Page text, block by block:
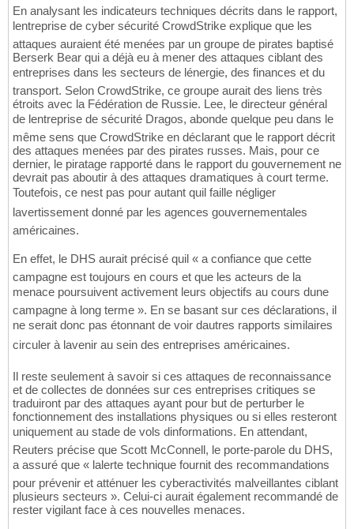
En analysant les indicateurs techniques décrits dans le rapport,
lentreprise de cyber sécurité CrowdStrike explique que les
attaques auraient été menées par un groupe de pirates baptisé
Berserk Bear qui a déjà eu à mener des attaques ciblant des
entreprises dans les secteurs de lénergie, des finances et du
transport. Selon CrowdStrike, ce groupe aurait des liens très
étroits avec la Fédération de Russie. Lee, le directeur général
de lentreprise de sécurité Dragos, abonde quelque peu dans le
même sens que CrowdStrike en déclarant que le rapport décrit
des attaques menées par des pirates russes. Mais, pour ce
dernier, le piratage rapporté dans le rapport du gouvernement ne
devrait pas aboutir à des attaques dramatiques à court terme.
Toutefois, ce nest pas pour autant quil faille négliger
lavertissement donné par les agences gouvernementales
américaines.
En effet, le DHS aurait précisé quil « a confiance que cette
campagne est toujours en cours et que les acteurs de la
menace poursuivent activement leurs objectifs au cours dune
campagne à long terme ». En se basant sur ces déclarations, il
ne serait donc pas étonnant de voir dautres rapports similaires
circuler à lavenir au sein des entreprises américaines.
Il reste seulement à savoir si ces attaques de reconnaissance
et de collectes de données sur ces entreprises critiques se
traduiront par des attaques ayant pour but de perturber le
fonctionnement des installations physiques ou si elles resteront
uniquement au stade de vols dinformations. En attendant,
Reuters précise que Scott McConnell, le porte-parole du DHS,
a assuré que « lalerte technique fournit des recommandations
pour prévenir et atténuer les cyberactivités malveillantes ciblant
plusieurs secteurs ». Celui-ci aurait également recommandé de
rester vigilant face à ces nouvelles menaces.